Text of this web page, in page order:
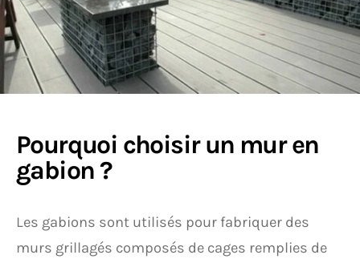
Pourquoi choisir un mur en
gabion ?
Les gabions sont utilisés pour fabriquer des
murs grillagés composés de cages remplies de